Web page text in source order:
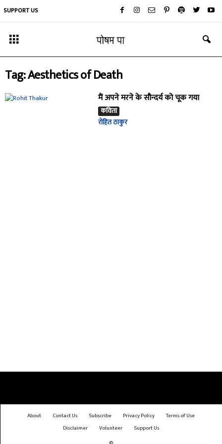
SUPPORT US
Tag: Aesthetics of Death
मैं अपने मरने के सौन्दर्य को चूक गया
कविता
रोहित ठाकुर
About Contact Us Subscribe Privacy Policy
Terms of Use
Disclaimer
Volunteer
Support Us